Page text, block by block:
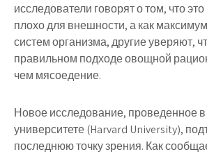
исследователи говорят о том, что
плохо для внешности, а как
систем организма, другие уверяют,
правильном подходе овощной
чем мясоедение.
Новое исследование, проведенное
университете (Harvard University),
последнюю точку зрения. Как